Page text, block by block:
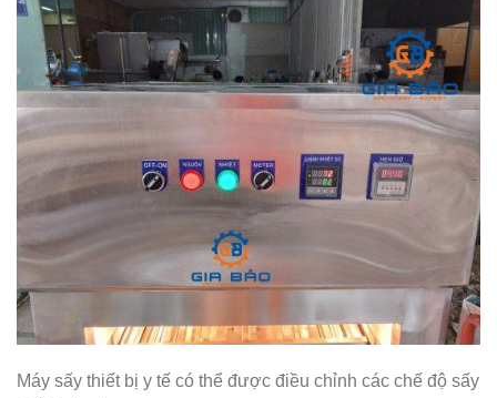
Máy sấy thiết bị y tế có thể được điều chỉnh các chế độ sấy